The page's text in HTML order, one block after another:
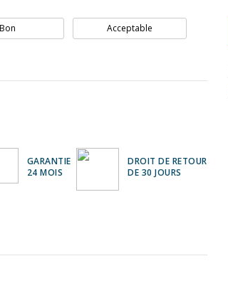
Bon Acceptable
GARANTIE
24 MOIS
DROIT DE RETOUR
DE 30 JOURS